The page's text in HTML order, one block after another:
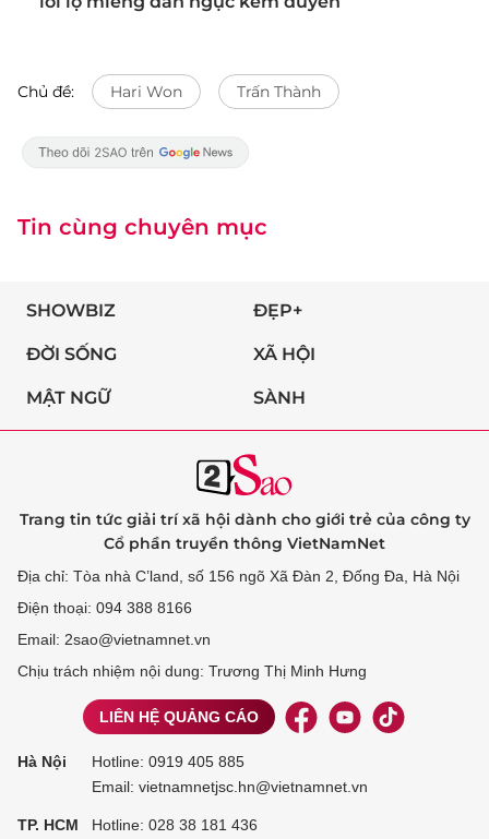
Chủ đề: Hari Won Trấn Thành
Tin cùng chuyên mục
SHOWBIZ ĐẸP+
ĐỜI SỐNG XÃ HỘI
MẬT NGỮ SÀNH
Trang tin tức giải trí xã hội dành cho giới trẻ của công ty
Cổ phần truyền thông VietNamNet
Địa chỉ: Tòa nhà C’land, số 156 ngõ Xã Đàn 2, Đống Đa, Hà Nội
Điện thoại: 094 388 8166
Email: 2sao@vietnamnet.vn
Chịu trách nhiệm nội dung: Trương Thị Minh Hưng
LIÊN HỆ QUẢNG CÁO
Hà Nội Hotline: 0919 405 885
Email: vietnamnetjsc.hn@vietnamnet.vn
TP. HCM Hotline: 028 38 181 436